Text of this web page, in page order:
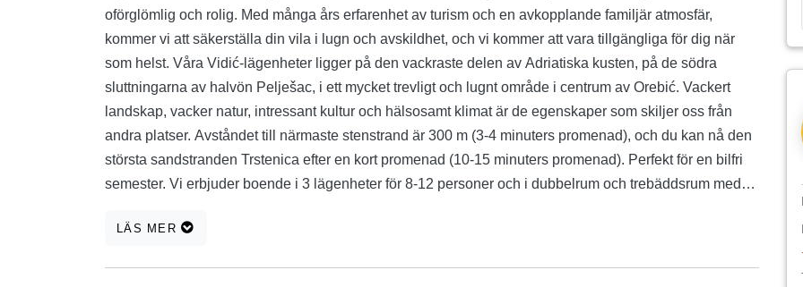
oförglömlig och rolig. Med många års erfarenhet av turism och en avkopplande familjär atmosfär,
kommer vi att säkerställa din vila i lugn och avskildhet, och vi kommer att vara tillgängliga för dig när
som helst. Våra Vidić-lägenheter ligger på den vackraste delen av Adriatiska kusten, på de södra
sluttningarna av halvön Pelješac, i ett mycket trevligt och lugnt område i centrum av Orebić. Vackert
landskap, vacker natur, intressant kultur och hälsosamt klimat är de egenskaper som skiljer oss från
andra platser. Avståndet till närmaste stenstrand är 300 m (3-4 minuters promenad), och du kan nå den
största sandstranden Trstenica efter en kort promenad (10-15 minuters promenad). Perfekt för en bilfri
semester. Vi erbjuder boende i 3 lägenheter för 8-12 personer och i dubbelrum och trebäddsrum med
havet och de närliggande öarna. Internet (WiFi) finns tillgängligt i alla lägenheter och är gratis för våra
LÄS MER